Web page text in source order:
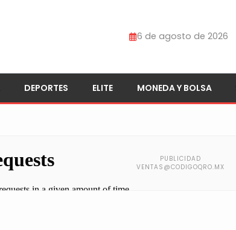
6 de agosto de 2026
DEPORTES ELITE MONEDA Y BOLSA